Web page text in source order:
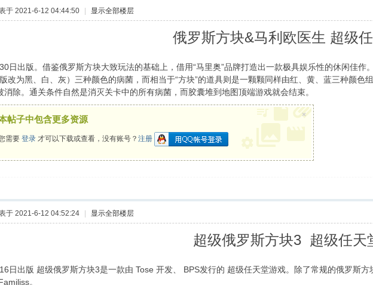
于 2021-6-12 04:44:50 | 显示全部楼层
俄罗斯方块&马利欧医生 超级
日出版。借鉴俄罗斯方块大致玩法的基础上，借用“马里奥”品牌打造出一款极具娱乐性的休闲佳作
改为黑、白、灰）三种颜色的病菌，而相当于“方块”的道具则是一颗颗同样由红、黄、蓝三种颜色
消除。通关条件自然是消灭关卡中的所有病菌，而胶囊堆到地图顶端游戏就会结束。
帖子中包含更多资源
需要登录 才可以下载或查看，没有账号？注册
×
于 2021-6-12 04:52:24 | 显示全部楼层
超级俄罗斯方块3 超级任天
日出版 超级俄罗斯方块3是一款由 Tose 开发、 BPS发行的 超级任天堂游戏。除了常规的俄罗斯
。